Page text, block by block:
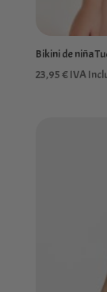
Bikini de niña
23,95€IVA